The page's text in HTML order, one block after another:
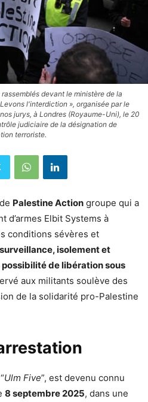
devant le ministère de la
l'interdiction », organisée par le
jurys, à Londres (Royaume-Uni), le 20
judiciaire de la désignation de
terroriste.
Palestine Action groupe qui a
d’armes Elbit Systems à
conditions sévères et
surveillance, isolement et
de libération sous
aux militants soulève des
de la solidarité pro-Palestine
Ulm Five”, est devenu connu
8 septembre 2025, dans une